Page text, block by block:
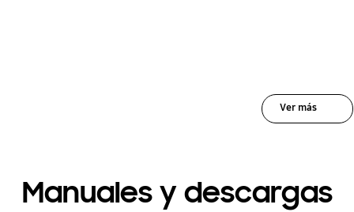
Ver más
Manuales y descargas